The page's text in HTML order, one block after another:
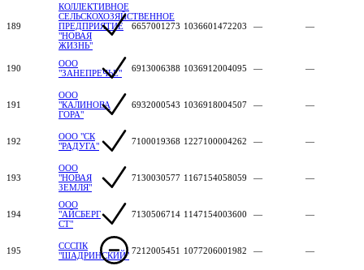
189
КОЛЛЕКТИВНОЕ
СЕЛЬСКОХОЗЯЙСТВЕННОЕ
ПРЕДПРИЯТИЕ
"НОВАЯ
ЖИЗНЬ"
6657001273 1036601472203 — —
190
ООО
"ЗАНЕПРЕЧЬЕ"
6913006388 1036912004095 — —
191
ООО
"КАЛИНОВА
ГОРА"
6932000543 1036918004507 — —
192
ООО "СК
"РАДУГА"
7100019368 1227100004262 — —
193
ООО
"НОВАЯ
ЗЕМЛЯ"
7130030577 1167154058059 — —
194
ООО
"АЙСБЕРГ
СТ"
7130506714 1147154003600 — —
195
СССПК
"ШАДРИНСКИЙ" 7212005451 1077206001982 — —